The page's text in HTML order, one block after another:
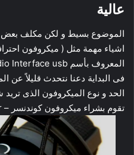
عالية
الموضوع بسيط و لكن مكلف
المعروف بأسم Audio Interface usb ) .
فى البداية دعنا نتحدث قليلاً عن
الحد و نوع الميكروفون الذى
تقوم بشراء ميكروفون كوندنسر – Condenser احترافى بمدخل xlr